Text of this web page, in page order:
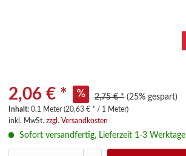
2,06 € * 2,75 € * (25% gespart)
Inhalt:0.1 Meter (20,63 € * / 1 Meter)
inkl. MwSt.zzgl. Versandkosten
Sofort versandfertig, Lieferzeit 1-3 Werktage